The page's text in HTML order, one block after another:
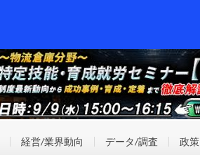
経営/業界動向 データ/調査 政策